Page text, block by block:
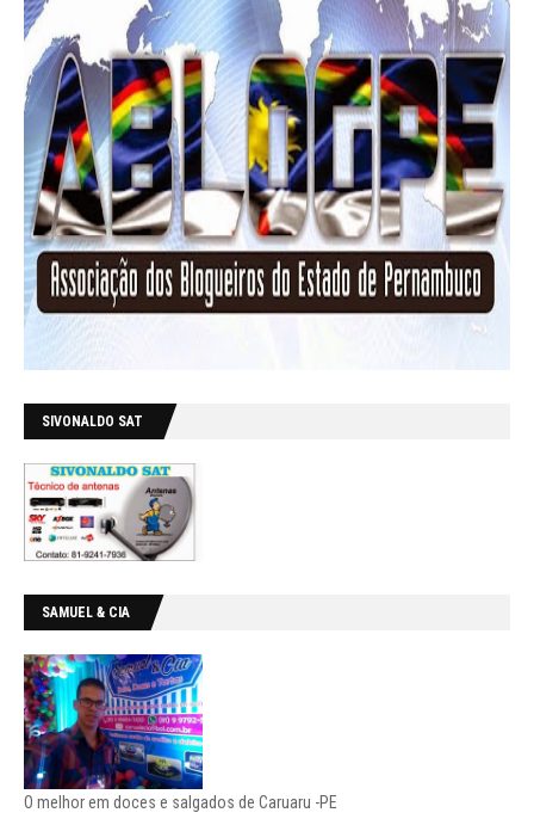
SIVONALDO SAT
SAMUEL & CIA
O melhor em doces e salgados de Caruaru -PE